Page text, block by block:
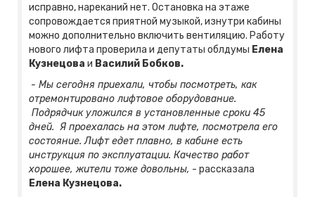
исправно, нареканий нет. Остановка на этаже
сопровождается приятной музыкой, изнутри кабины
можно дополнительно включить вентиляцию. Работу
нового лифта проверила и депутаты облдумы Елена
Кузнецова и Василий Бобков.
- Мы сегодня приехали, чтобы посмотреть, как
отремонтировано лифтовое оборудование.
Подрядчик уложился в установленные сроки 45
дней. Я проехалась на этом лифте, посмотрела его
состояние. Лифт едет плавно, в кабине есть
инструкция по эксплуатации. Качество работ
хорошее, жители тоже довольны, - рассказала
Елена Кузнецова.